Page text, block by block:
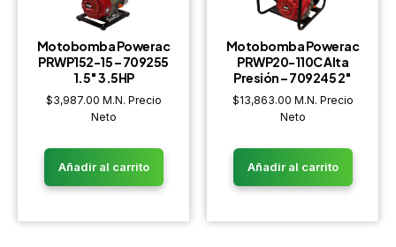
Motobomba Powerac
PRWP152-15 – 709255
1.5″ 3.5HP
$3,987.00 M.N. Precio
Neto
Añadir al carrito
Motobomba Powerac
PRWP20-110C Alta
Presión – 709245 2″
$13,863.00 M.N. Precio
Neto
Añadir al carrito